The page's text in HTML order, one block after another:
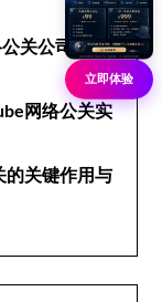
关公司服务
网络公关实
的关键作用与
立即体验